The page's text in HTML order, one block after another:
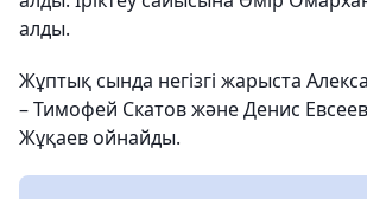
алды.
Жұптық сында негізгі жарыста
– Тимофей Скатов және Денис
Жұқаев ойнайды.